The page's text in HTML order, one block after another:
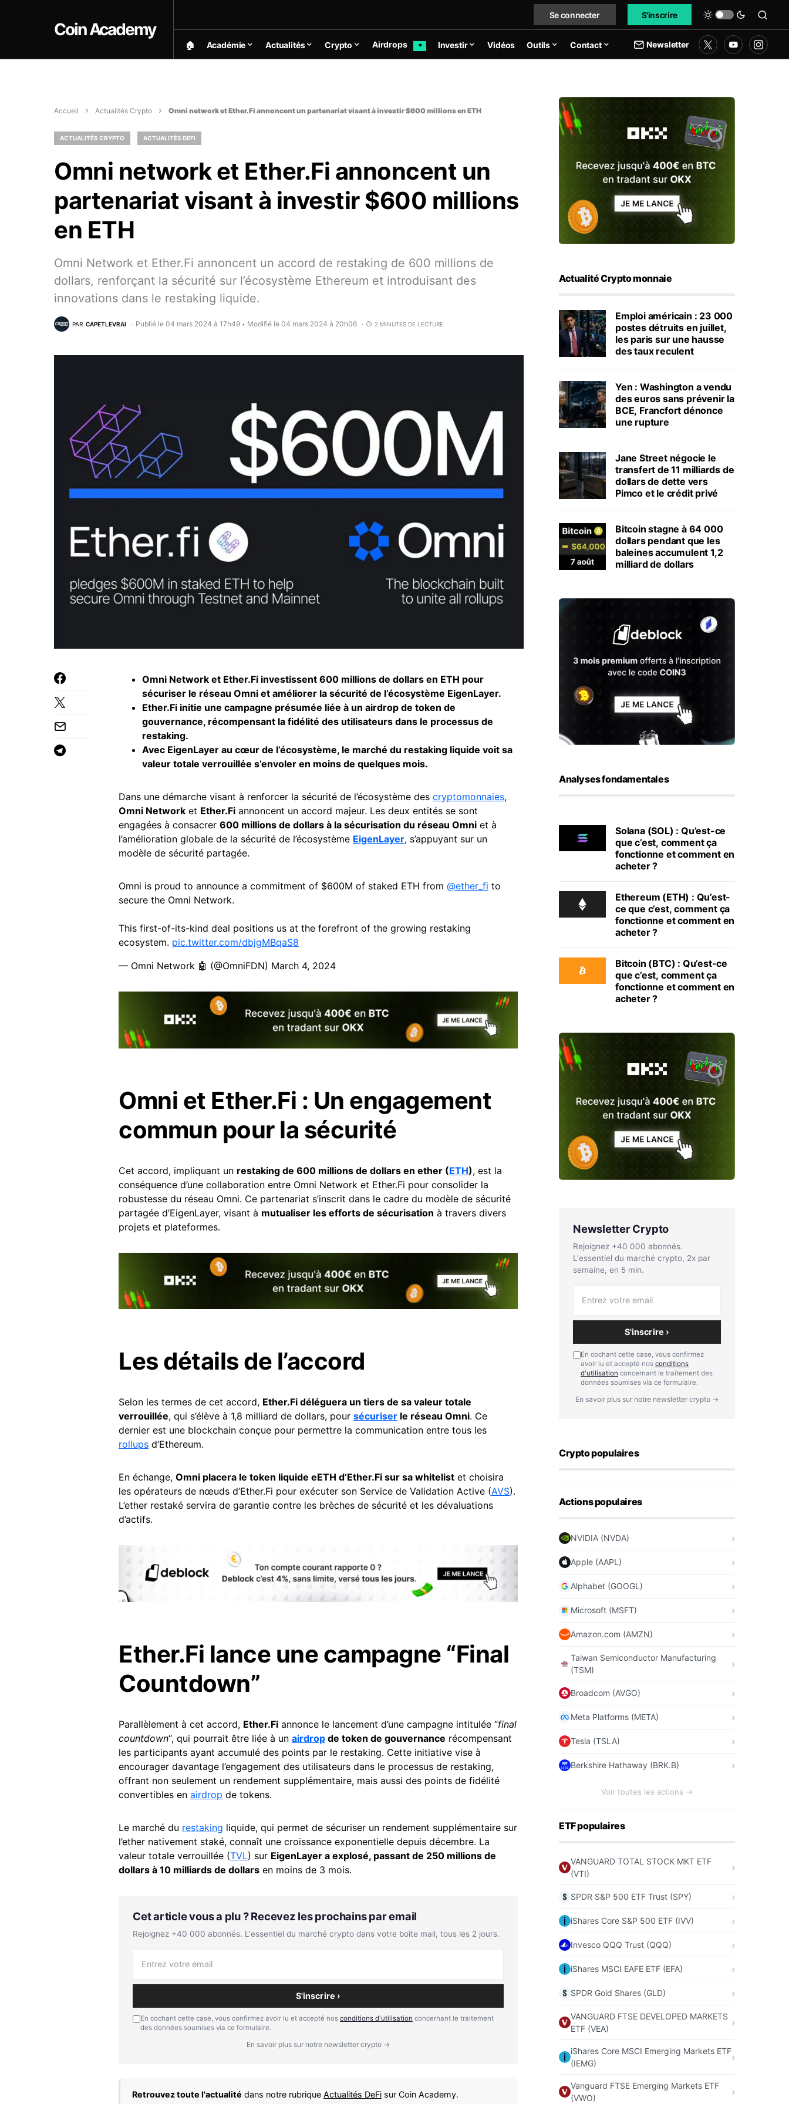
Coin Academy
Se connecter S'inscrire
🏠︎ Académie Actualités Crypto Airdrops ✦ Investir Vidéos Outils Contact Newsletter
Accueil Actualités Crypto Omni network et Ether.Fi annoncent un partenariat visant à investir $600 millions en ETH
ACTUALITÉS CRYPTO ACTUALITÉS DEFI
Omni network et Ether.Fi annoncent un
partenariat visant à investir $600 millions
en ETH
Omni Network et Ether.Fi annoncent un accord de restaking de 600 millions de
dollars, renforçant la sécurité sur l’écosystème Ethereum et introduisant des
innovations dans le restaking liquide.
PAR CAPETLEVRAI Publié le 04 mars 2024 à 17h49 • Modifié le 04 mars 2024 à 20h06 2 MINUTES DE LECTURE
Omni Network et Ether.Fi investissent 600 millions de dollars en ETH pour
sécuriser le réseau Omni et améliorer la sécurité de l’écosystème EigenLayer.
Ether.Fi initie une campagne présumée liée à un airdrop de token de
gouvernance, récompensant la fidélité des utilisateurs dans le processus de
restaking.
Avec EigenLayer au cœur de l’écosystème, le marché du restaking liquide voit sa
valeur totale verrouillée s’envoler en moins de quelques mois.
Dans une démarche visant à renforcer la sécurité de l’écosystème des cryptomonnaies,
Omni Network et Ether.Fi annoncent un accord majeur. Les deux entités se sont
engagées à consacrer 600 millions de dollars à la sécurisation du réseau Omni et à
l’amélioration globale de la sécurité de l’écosystème EigenLayer, s’appuyant sur un
modèle de sécurité partagée.
Omni is proud to announce a commitment of $600M of staked ETH from @ether_fi to
secure the Omni Network.
This first-of-its-kind deal positions us at the forefront of the growing restaking
ecosystem. pic.twitter.com/dbjgMBqaS8
— Omni Network 🤖 (@OmniFDN) March 4, 2024
Omni et Ether.Fi : Un engagement
commun pour la sécurité
Cet accord, impliquant un restaking de 600 millions de dollars en ether (ETH), est la
conséquence d’une collaboration entre Omni Network et Ether.Fi pour consolider la
robustesse du réseau Omni. Ce partenariat s’inscrit dans le cadre du modèle de sécurité
partagée d’EigenLayer, visant à mutualiser les efforts de sécurisation à travers divers
projets et plateformes.
Les détails de l’accord
Selon les termes de cet accord, Ether.Fi déléguera un tiers de sa valeur totale
verrouillée, qui s’élève à 1,8 milliard de dollars, pour sécuriser le réseau Omni. Ce
dernier est une blockchain conçue pour permettre la communication entre tous les
rollups d’Ethereum.
En échange, Omni placera le token liquide eETH d’Ether.Fi sur sa whitelist et choisira
les opérateurs de nœuds d’Ether.Fi pour exécuter son Service de Validation Active (AVS).
L’ether restaké servira de garantie contre les brèches de sécurité et les dévaluations
d’actifs.
Ether.Fi lance une campagne “Final
Countdown”
Parallèlement à cet accord, Ether.Fi annonce le lancement d’une campagne intitulée “final
countdown“, qui pourrait être liée à un airdrop de token de gouvernance récompensant
les participants ayant accumulé des points par le restaking. Cette initiative vise à
encourager davantage l’engagement des utilisateurs dans le processus de restaking,
offrant non seulement un rendement supplémentaire, mais aussi des points de fidélité
convertibles en airdrop de tokens.
Le marché du restaking liquide, qui permet de sécuriser un rendement supplémentaire sur
l’ether nativement staké, connaît une croissance exponentielle depuis décembre. La
valeur totale verrouillée (TVL) sur EigenLayer a explosé, passant de 250 millions de
dollars à 10 milliards de dollars en moins de 3 mois.
Cet article vous a plu ? Recevez les prochains par email
Rejoignez +40 000 abonnés. L'essentiel du marché crypto dans votre boîte mail, tous les 2 jours.
S'inscrire ›
En cochant cette case, vous confirmez avoir lu et accepté nos conditions d'utilisation concernant le traitement
des données soumises via ce formulaire.
En savoir plus sur notre newsletter crypto →
Retrouvez toute l'actualité dans notre rubrique Actualités DeFi sur Coin Academy.
Actualité Crypto monnaie
Emploi américain : 23 000
postes détruits en juillet,
les paris sur une hausse
des taux reculent
Yen : Washington a vendu
des euros sans prévenir la
BCE, Francfort dénonce
une rupture
Jane Street négocie le
transfert de 11 milliards de
dollars de dette vers
Pimco et le crédit privé
Bitcoin stagne à 64 000
dollars pendant que les
baleines accumulent 1,2
milliard de dollars
Analyses fondamentales
Solana (SOL) : Qu’est-ce
que c’est, comment ça
fonctionne et comment en
acheter ?
Ethereum (ETH) : Qu’est-
ce que c’est, comment ça
fonctionne et comment en
acheter ?
Bitcoin (BTC) : Qu’est-ce
que c’est, comment ça
fonctionne et comment en
acheter ?
Newsletter Crypto
Rejoignez +40 000 abonnés.
L'essentiel du marché crypto, 2x par
semaine, en 5 min.
S'inscrire ›
En cochant cette case, vous confirmez
avoir lu et accepté nos conditions
d'utilisation concernant le traitement des
données soumises via ce formulaire.
En savoir plus sur notre newsletter crypto →
Crypto populaires
Actions populaires
NVIDIA (NVDA)
Apple (AAPL)
Alphabet (GOOGL)
Microsoft (MSFT)
Amazon.com (AMZN)
Taiwan Semiconductor Manufacturing
(TSM)
Broadcom (AVGO)
Meta Platforms (META)
Tesla (TSLA)
Berkshire Hathaway (BRK.B)
Voir toutes les actions →
ETF populaires
VANGUARD TOTAL STOCK MKT ETF
(VTI)
SPDR S&P 500 ETF Trust (SPY)
iShares Core S&P 500 ETF (IVV)
Invesco QQQ Trust (QQQ)
iShares MSCI EAFE ETF (EFA)
SPDR Gold Shares (GLD)
VANGUARD FTSE DEVELOPED MARKETS
ETF (VEA)
iShares Core MSCI Emerging Markets ETF
(IEMG)
Vanguard FTSE Emerging Markets ETF
(VWO)